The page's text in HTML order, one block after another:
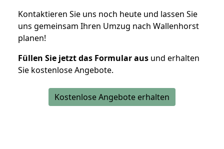
Kontaktieren Sie uns noch heute und lassen Sie
uns gemeinsam Ihren Umzug nach Wallenhorst
planen!
Füllen Sie jetzt das Formular aus und erhalten
Sie kostenlose Angebote.
Kostenlose Angebote erhalten